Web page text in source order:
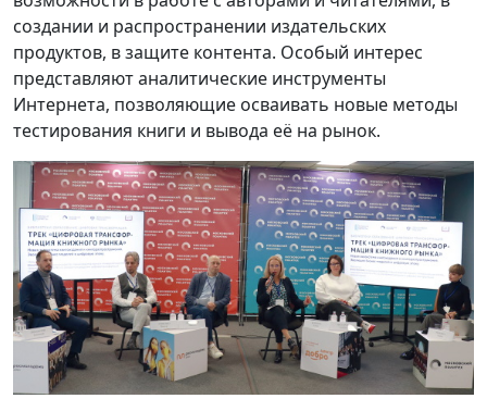
создании и распространении издательских
продуктов, в защите контента. Особый интерес
представляют аналитические инструменты
Интернета, позволяющие осваивать новые методы
тестирования книги и вывода её на рынок.